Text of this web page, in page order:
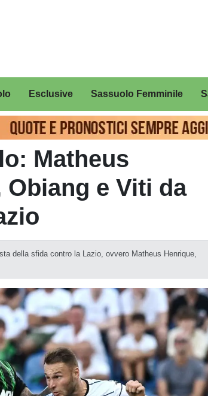
Esclusive Sassuolo Femminile
Matheus
Obiang e Viti da
della sfida contro la Lazio, ovvero Matheus Henrique,